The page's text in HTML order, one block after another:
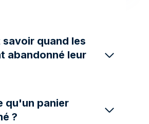
savoir quand les
abandonné leur
qu'un panier
?